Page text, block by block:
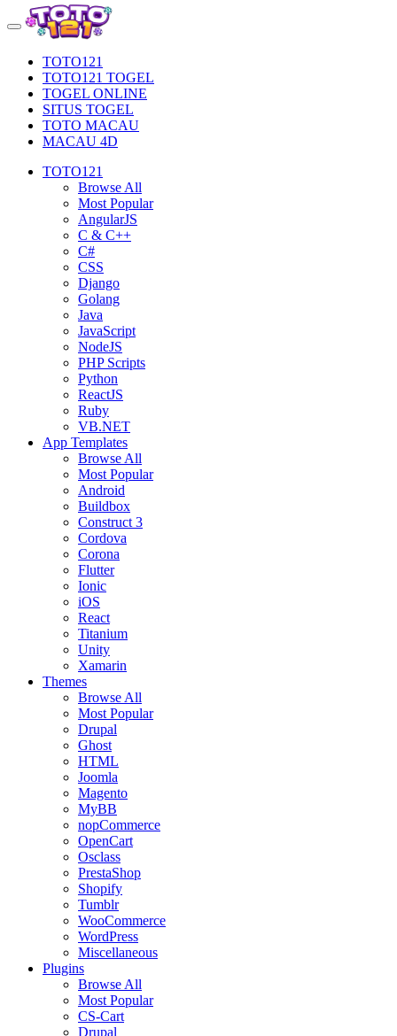
TOTO121
TOTO121 TOGEL
TOGEL ONLINE
SITUS TOGEL
TOTO MACAU
MACAU 4D
TOTO121
Browse All
Most Popular
AngularJS
C & C++
C#
CSS
Django
Golang
Java
JavaScript
NodeJS
PHP Scripts
Python
ReactJS
Ruby
VB.NET
App Templates
Browse All
Most Popular
Android
Buildbox
Construct 3
Cordova
Corona
Flutter
Ionic
iOS
React
Titanium
Unity
Xamarin
Themes
Browse All
Most Popular
Drupal
Ghost
HTML
Joomla
Magento
MyBB
nopCommerce
OpenCart
Osclass
PrestaShop
Shopify
Tumblr
WooCommerce
WordPress
Miscellaneous
Plugins
Browse All
Most Popular
CS-Cart
Drupal